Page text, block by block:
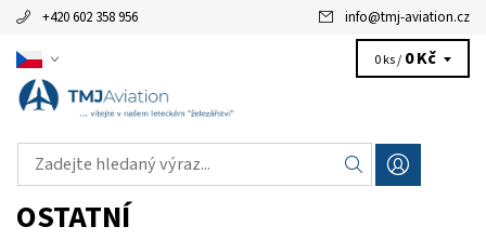
+420 602 358 956 info@tmj-aviation.cz
0 ks / 0 Kč
OSTATNÍ